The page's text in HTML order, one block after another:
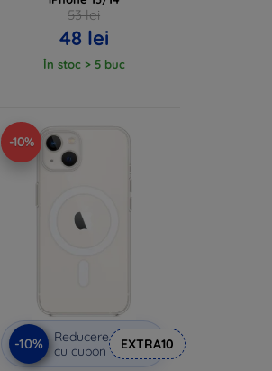
53 lei
48 lei
În stoc > 5 buc
-10%
-10%
Reducere
cu cupon
EXTRA10